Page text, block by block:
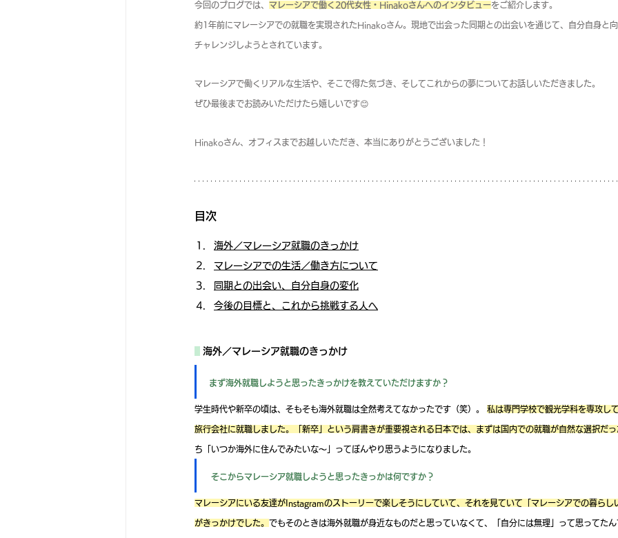
今回のブログでは、 マレーシアで働く20代女性・Hinakoさんへのインタビューをご紹介します。
約1年前にマレーシアでの就職を実現されたHinakoさん。現地で出会った同期との出会いを通じて、自分自身と
チャレンジしようとされています。
マレーシアで働くリアルな生活や、そこで得た気づき、そしてこれからの夢についてお話しいただきました。
ぜひ最後までお読みいただけたら嬉しいです😊
Hinakoさん、オフィスまでお越しいただき、本当にありがとうございました！
目次
海外／マレーシア就職のきっかけ
マレーシアでの生活／働き方について
同期との出会い、自分自身の変化
今後の目標と、これから挑戦する人へ
海外／マレーシア就職のきっかけ
まず海外就職しようと思ったきっかけを教えていただけますか？
学生時代や新卒の頃は、そもそも海外就職は全然考えてなかったです（笑）。 私は専門学校で観光学科を専攻し
旅行会社に就職しました。「新卒」という肩書きが重要視される日本では、まずは国内での就職が自然な選択だっ
ち「いつか海外に住んでみたいな〜」ってぼんやり思うようになりました。
そこからマレーシア就職しようと思ったきっかは何ですか？
マレーシアにいる友達がInstagramのストーリーで楽しそうにしていて、それを見ていて「マレーシアでの暮らし
がきっかけでした。 でもそのときは海外就職が身近なものだと思っていなくて、「自分には無理」って思ってた